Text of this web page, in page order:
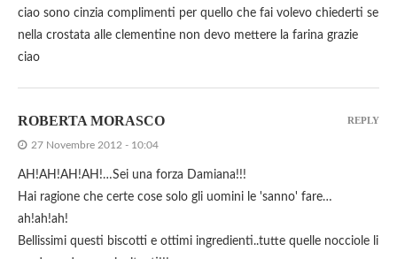
ciao sono cinzia complimenti per quello che fai volevo chiederti se
nella crostata alle clementine non devo mettere la farina grazie
ciao
ROBERTA MORASCO
27 Novembre 2012 - 10:04
AH!AH!AH!AH!…Sei una forza Damiana!!!
Hai ragione che certe cose solo gli uomini le 'sanno' fare…
ah!ah!ah!
Bellissimi questi biscotti e ottimi ingredienti..tutte quelle nocciole li
REPLY